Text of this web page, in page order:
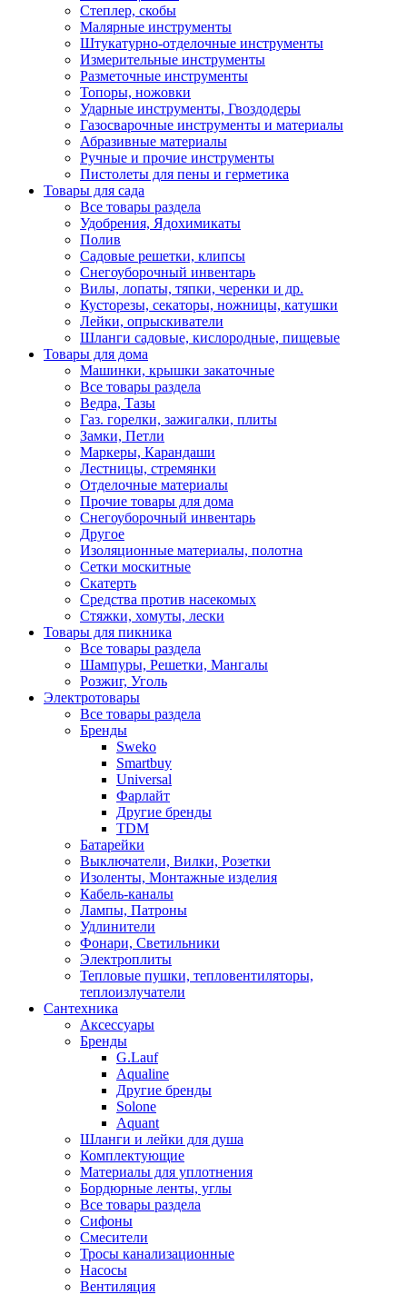
Степлер, скобы
Малярные инструменты
Штукатурно-отделочные инструменты
Измерительные инструменты
Разметочные инструменты
Топоры, ножовки
Ударные инструменты, Гвоздодеры
Газосварочные инструменты и материалы
Абразивные материалы
Ручные и прочие инструменты
Пистолеты для пены и герметика
Товары для сада
Все товары раздела
Удобрения, Ядохимикаты
Полив
Садовые решетки, клипсы
Снегоуборочный инвентарь
Вилы, лопаты, тяпки, черенки и др.
Кусторезы, секаторы, ножницы, катушки
Лейки, опрыскиватели
Шланги садовые, кислородные, пищевые
Товары для дома
Машинки, крышки закаточные
Все товары раздела
Ведра, Тазы
Газ. горелки, зажигалки, плиты
Замки, Петли
Маркеры, Карандаши
Лестницы, стремянки
Отделочные материалы
Прочие товары для дома
Снегоуборочный инвентарь
Другое
Изоляционные материалы, полотна
Сетки москитные
Скатерть
Средства против насекомых
Стяжки, хомуты, лески
Товары для пикника
Все товары раздела
Шампуры, Решетки, Мангалы
Розжиг, Уголь
Электротовары
Все товары раздела
Бренды
Sweko
Smartbuy
Universal
Фарлайт
Другие бренды
TDM
Батарейки
Выключатели, Вилки, Розетки
Изоленты, Монтажные изделия
Кабель-каналы
Лампы, Патроны
Удлинители
Фонари, Светильники
Электроплиты
Тепловые пушки, тепловентиляторы,
теплоизлучатели
Сантехника
Аксессуары
Бренды
G.Lauf
Aqualine
Другие бренды
Solone
Aquant
Шланги и лейки для душа
Комплектующие
Материалы для уплотнения
Бордюрные ленты, углы
Все товары раздела
Сифоны
Смесители
Тросы канализационные
Насосы
Вентиляция